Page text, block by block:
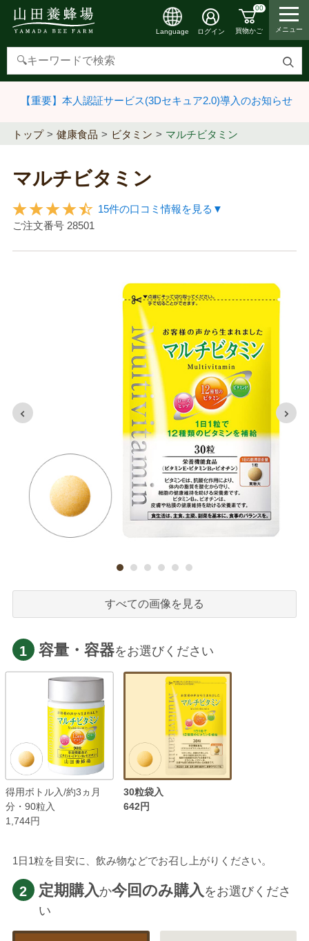
検
す
Language ログイン
00
買物かご メニュー
【重要】本人認証サービス(3Dセキュア2.0)導入のお知らせ
トップ 健康食品 ビタミン マルチビタミン
マルチビタミン
15件の口コミ情報を見る▼
ご注文番号 28501
すべての画像を見る
1 容量・容器をお選びください
得用ボトル入/約3ヵ月
分・90粒入
1,744円
30粒袋入
642円
1日1粒を目安に、飲み物などでお召し上がりください。
2 定期購入 か今回のみ購入 をお選びくださ
い